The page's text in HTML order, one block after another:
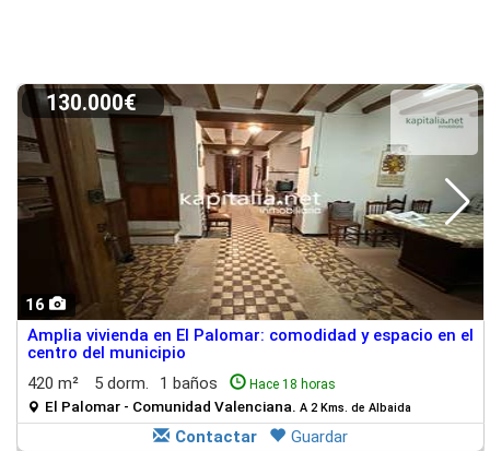
16
130.000€
Amplia vivienda en El Palomar: comodidad y espacio en el
centro del municipio
420 m²
5 dorm. 1 baños Hace 18 horas
El Palomar - Comunidad Valenciana. A 2 Kms. de Albaida
Contactar Guardar